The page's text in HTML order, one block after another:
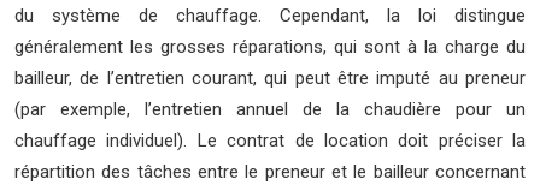
du système de chauffage. Cependant, la loi distingue
généralement les grosses réparations, qui sont à la charge du
bailleur, de l’entretien courant, qui peut être imputé au preneur
(par exemple, l’entretien annuel de la chaudière pour un
chauffage individuel). Le contrat de location doit préciser la
répartition des tâches entre le preneur et le bailleur concernant